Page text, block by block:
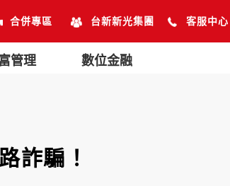
管理 數位金融
合併專區 台新新光集團 客服中心
詐騙！